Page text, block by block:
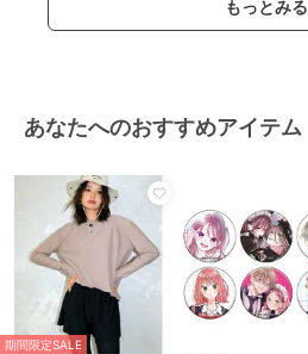
もっとみる
あなたへのおすすめアイテム
期間限定SALE